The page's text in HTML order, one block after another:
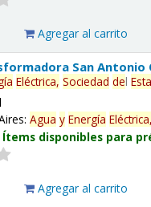
Agregar al carrito
San Antonio
Eléctrica, Sociedad del
Agua y Energía Eléctrica,
Ítems disponibles para
Agregar al carrito